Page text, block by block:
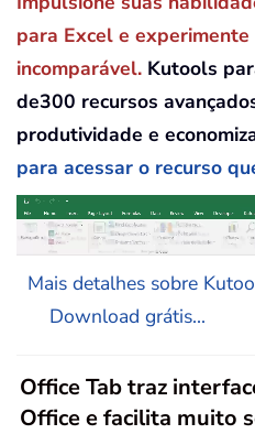
para Excel e experimente
incomparável. Kutools
de300 recursos
produtividade e
para acessar o recurso
Mais detalhes sobre
Download grátis...
Office Tab traz
Office e facilita muito